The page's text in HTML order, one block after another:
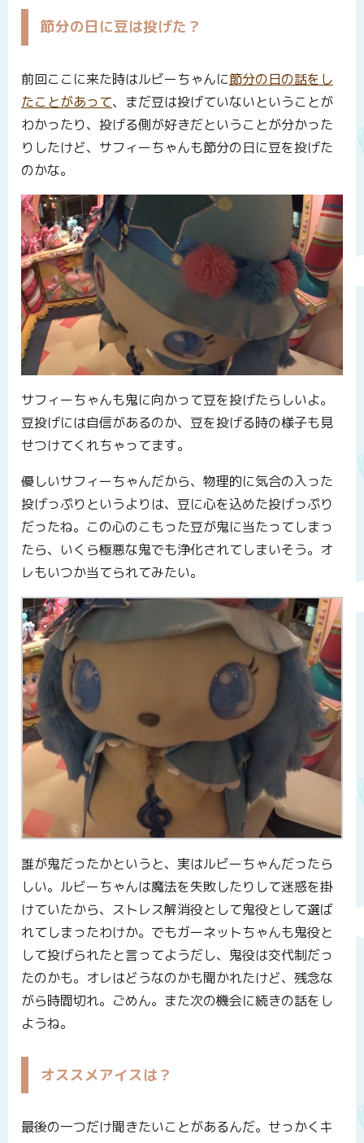
節分の日に豆は投げた？
前回ここに来た時はルビーちゃんに節分の日の話をし
たことがあって、まだ豆は投げていないということが
わかったり、投げる側が好きだということが分かった
りしたけど、サフィーちゃんも節分の日に豆を投げた
のかな。
サフィーちゃんも鬼に向かって豆を投げたらしいよ。
豆投げには自信があるのか、豆を投げる時の様子も見
せつけてくれちゃってます。
優しいサフィーちゃんだから、物理的に気合の入った
投げっぷりというよりは、豆に心を込めた投げっぷり
だったね。この心のこもった豆が鬼に当たってしまっ
たら、いくら極悪な鬼でも浄化されてしまいそう。オ
レもいつか当てられてみたい。
誰が鬼だったかというと、実はルビーちゃんだったら
しい。ルビーちゃんは魔法を失敗したりして迷惑を掛
けていたから、ストレス解消役として鬼役として選ば
れてしまったわけか。でもガーネットちゃんも鬼役と
して投げられたと言ってようだし、鬼役は交代制だっ
たのかも。オレはどうなのかも聞かれたけど、残念な
がら時間切れ。ごめん。また次の機会に続きの話をし
ようね。
オススメアイスは？
最後の一つだけ聞きたいことがあるんだ。せっかくキ